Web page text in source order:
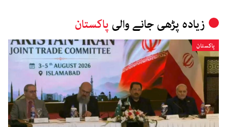
زیادہ پڑھی جانے والی پاکستان
پاکستان